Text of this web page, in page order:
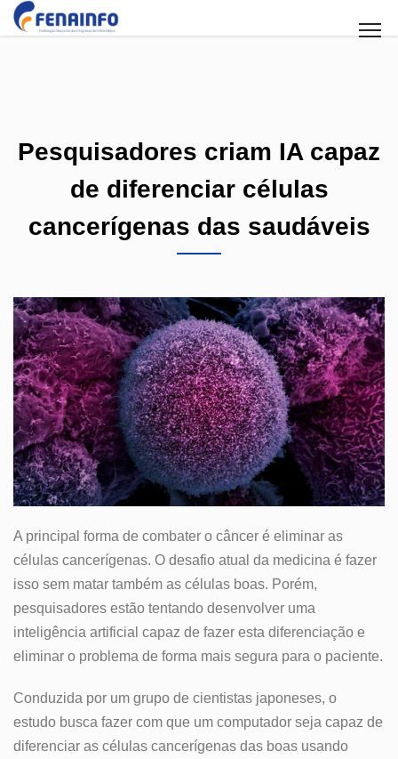
Pesquisadores criam IA capaz
de diferenciar células
cancerígenas das saudáveis
A principal forma de combater o câncer é eliminar as
células cancerígenas. O desafio atual da medicina é fazer
isso sem matar também as células boas. Porém,
pesquisadores estão tentando desenvolver uma
inteligência artificial capaz de fazer esta diferenciação e
eliminar o problema de forma mais segura para o paciente.
Conduzida por um grupo de cientistas japoneses, o
estudo busca fazer com que um computador seja capaz de
diferenciar as células cancerígenas das boas usando